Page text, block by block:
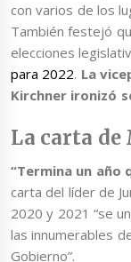
con varios de los
También festejó
elecciones
para 2022. La
Kirchner ironizó
La carta
“Termina un año
carta del líder de
2020 y 2021 “se
las innumerables
Gobierno”.